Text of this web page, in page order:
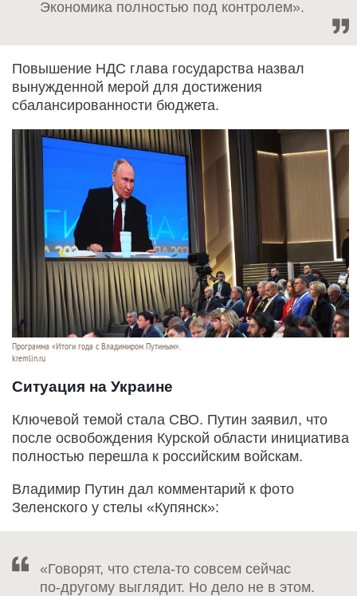
Экономика полностью под контролем».
Повышение НДС глава государства назвал
вынужденной мерой для достижения
сбалансированности бюджета.
Программа «Итоги года с Владимиром Путиным».
kremlin.ru
Ситуация на Украине
Ключевой темой стала СВО. Путин заявил, что
после освобождения Курской области инициатива
полностью перешла к российским войскам.
Владимир Путин дал комментарий к фото
Зеленского у стелы «Купянск»:
«Говорят, что стела-то совсем сейчас
по‑другому выглядит. Но дело не в этом.